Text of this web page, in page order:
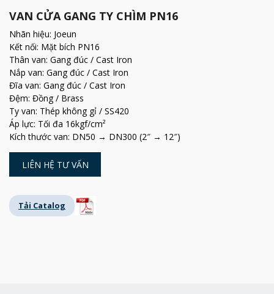
VAN CỬA GANG TY CHÌM PN16
Nhãn hiệu: Joeun
Kết nối: Mặt bích PN16
Thân van: Gang đúc / Cast Iron
Nắp van: Gang đúc / Cast Iron
Đĩa van: Gang đúc / Cast Iron
Đệm: Đồng / Brass
Ty van: Thép không gỉ / SS420
Áp lực: Tối đa 16kgf/cm²
Kích thước van: DN50 → DN300 (2″ → 12″)
LIÊN HỆ TƯ VẤN
Tải Catalog